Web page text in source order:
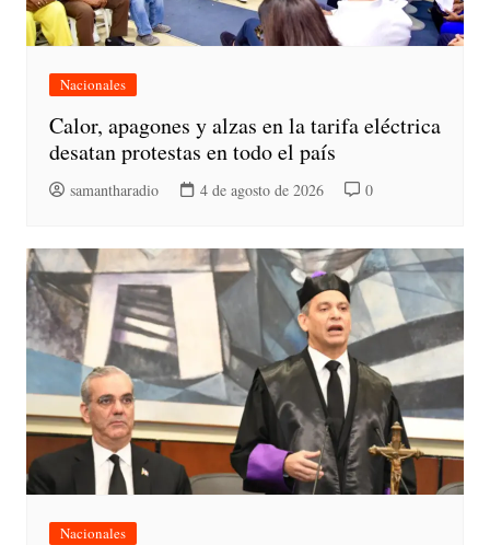
Nacionales
Calor, apagones y alzas en la tarifa eléctrica
desatan protestas en todo el país
samantharadio 4 de agosto de 2026 0
Nacionales